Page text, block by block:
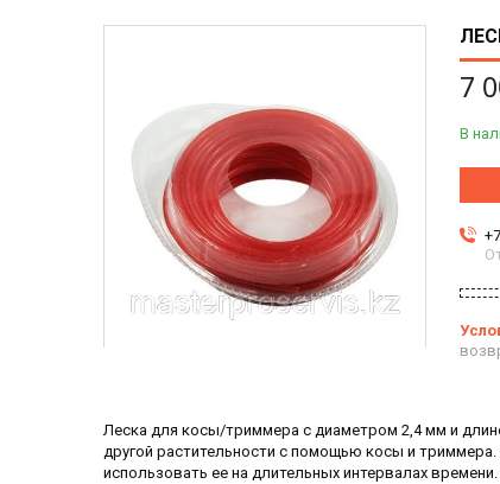
7
В
Леска для косы/триммера с диаметром 2,4 мм и
другой растительности с помощью косы и триммера.
использовать ее на длительных интервалах